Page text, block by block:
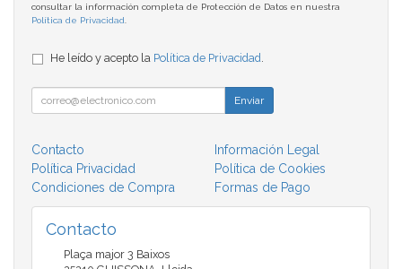
consultar la información completa de Protección de Datos en nuestra
Política de Privacidad
He leído y acepto la Política de Privacidad
Enviar
Contacto
Información Legal
Política Privacidad
Política de Cookies
Condiciones de Compra
Formas de Pago
Contacto
Plaça major 3 Baixos